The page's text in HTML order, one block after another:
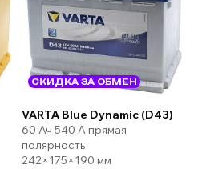
СКИДКА ЗА ОБМЕН
VARTA Blue Dynamic (D43)
60 Ач 540 А прямая
полярность
242×175×190 мм